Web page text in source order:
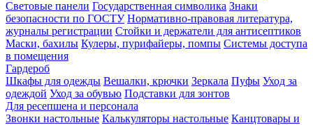
Световые панели Государственная символика Знаки
безопасности по ГОСТУ Нормативно-правовая литература,
журналы регистрации Стойки и держатели для антисептиков
Маски, бахилы Кулеры, пурифайеры, помпы Системы доступа
в помещения
Гардероб
Шкафы для одежды Вешалки, крючки Зеркала Пуфы Уход за
одеждой Уход за обувью Подставки для зонтов
Для ресепшена и персонала
Звонки настольные Калькуляторы настольные Канцтовары и